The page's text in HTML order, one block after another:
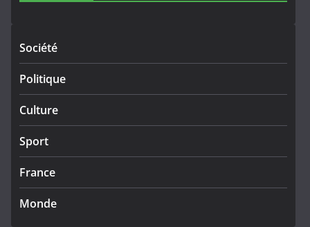
Société
Politique
Culture
Sport
France
Monde